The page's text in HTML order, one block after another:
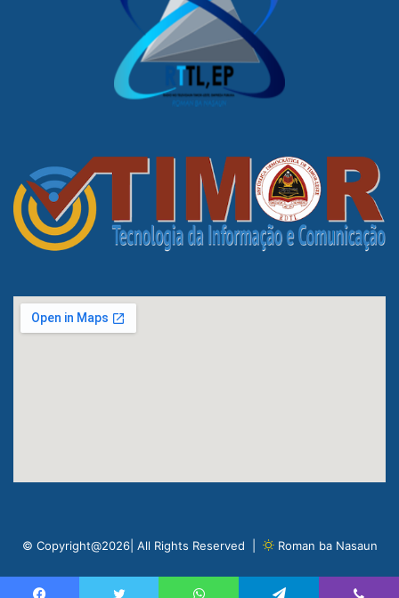
© Copyright@2026| All Rights Reserved | Roman ba Nasaun